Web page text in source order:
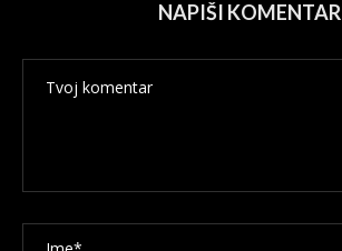
NAPIŠI KOMENTAR